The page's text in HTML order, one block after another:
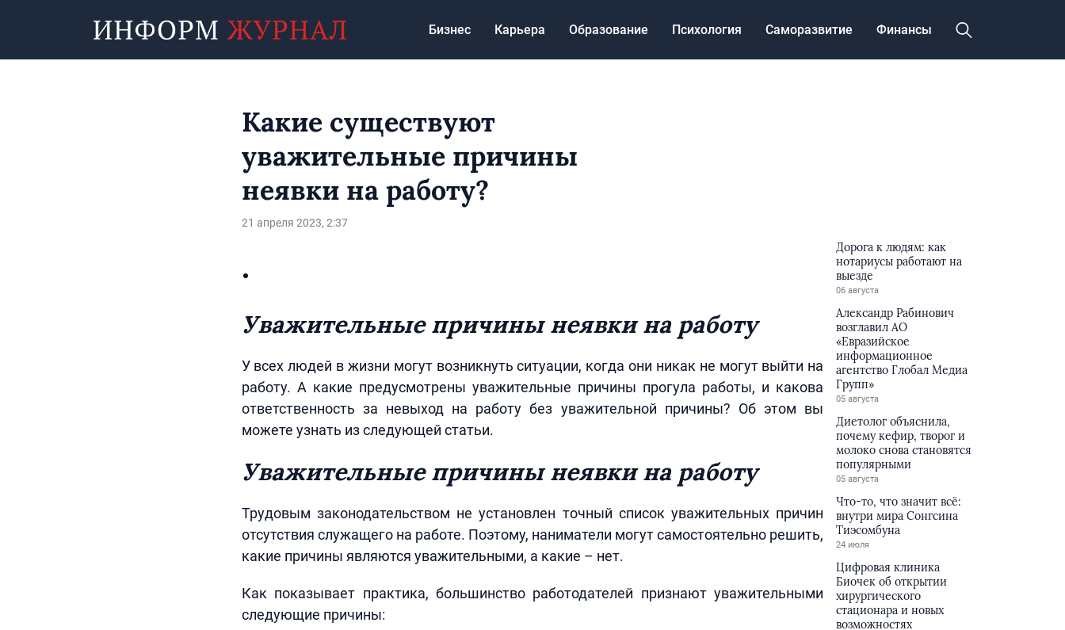
Бизнес Карьера Образование Психология Саморазвитие Финансы
Какие существуют
уважительные причины
неявки на работу?
21 апреля 2023, 2:37
Уважительные причины неявки на работу
У всех людей в жизни могут возникнуть ситуации, когда они никак не могут выйти на
работу. А какие предусмотрены уважительные причины прогула работы, и какова
ответственность за невыход на работу без уважительной причины? Об этом вы
можете узнать из следующей статьи.
Уважительные причины неявки на работу
Трудовым законодательством не установлен точный список уважительных причин
отсутствия служащего на работе. Поэтому, наниматели могут самостоятельно решить,
какие причины являются уважительными, а какие – нет.
Как показывает практика, большинство работодателей признают уважительными
следующие причины:
Дорога к людям: как
нотариусы работают на
выезде
06 августа
Александр Рабинович
возглавил АО
«Евразийское
информационное
агентство Глобал Медиа
Групп»
05 августа
Диетолог объяснила,
почему кефир, творог и
молоко снова становятся
популярными
05 августа
Что-то, что значит всё:
внутри мира Сонгсина
Тиэсомбуна
24 июля
Цифровая клиника
Биочек об открытии
хирургического
стационара и новых
возможностях